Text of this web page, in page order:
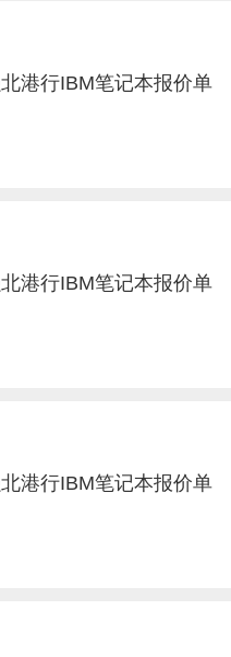
港行IBM笔记本报价单
港行IBM笔记本报价单
港行IBM笔记本报价单